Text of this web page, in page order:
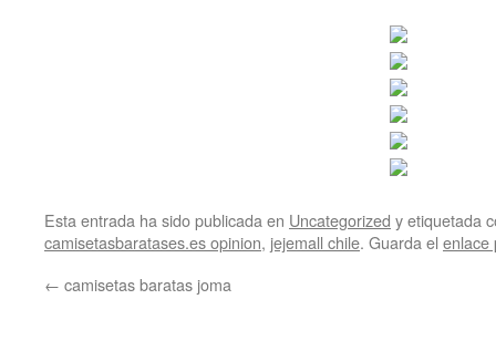
Esta entrada ha sido publicada en Uncategorized y etiquetada
camisetasbaratases.es opinion, jejemall chile. Guarda el enlace
← camisetas baratas joma